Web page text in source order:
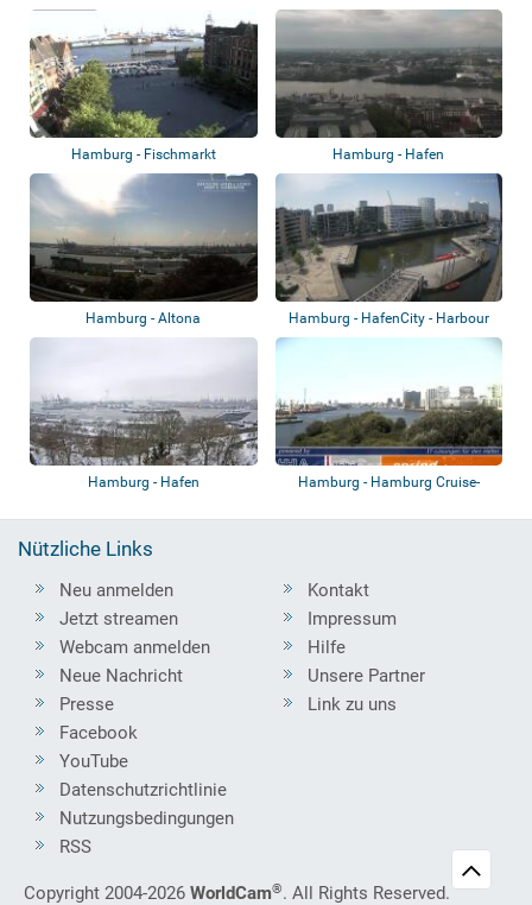
Hamburg - Fischmarkt Hamburg - Hafen
Hamburg - Altona
Hamburg - HafenCity - Harbour
Hall
Hamburg - Hafen
Hamburg - Hamburg Cruise-
Nützliche Links
Neu anmelden
Jetzt streamen
Webcam anmelden
Neue Nachricht
Presse
Kontakt
Impressum
Hilfe
Unsere Partner
Link zu uns
Facebook
YouTube
Datenschutzrichtlinie
Nutzungsbedingungen
RSS
Copyright 2004-2026 WorldCam®. All Rights Reserved.